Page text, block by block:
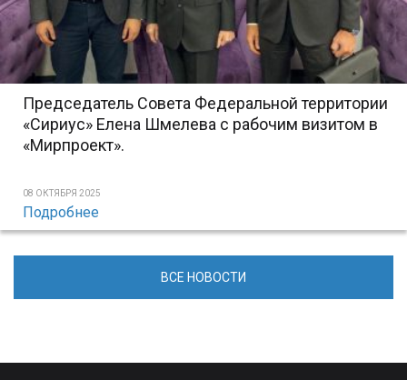
Председатель Совета Федеральной территории
«Сириус» Елена Шмелева с рабочим визитом в
«Мирпроект».
08 ОКТЯБРЯ 2025
Подробнее
ВСЕ НОВОСТИ